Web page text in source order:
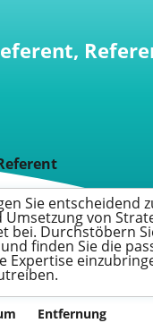
Sie entscheidend
Umsetzung von
bei. Durchstöbern
finden Sie die
Expertise
Entfernung